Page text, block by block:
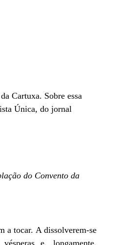
Cartuxa. Sobre essa
Única, do jornal
do Convento da
a tocar. A dissolverem-se